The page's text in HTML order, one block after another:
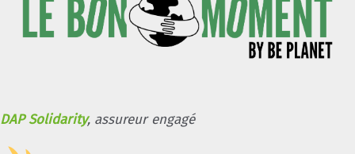
DAP Solidarity, assureur engagé